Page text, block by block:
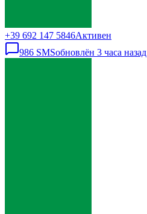
+39 692 147 5846Активен
986 SMSобновлён 3 часа назад